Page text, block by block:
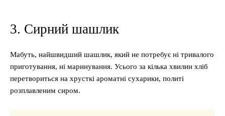
3. Сирний шашлик
Мабуть, найшвидший шашлик, який не потребує ні тривалого
приготування, ні маринування. Усього за кілька хвилин хліб
перетвориться на хрусткі ароматні сухарики, политі
розплавленим сиром.